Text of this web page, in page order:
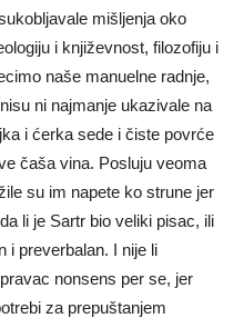
mišljenja oko
i književnost, filozofiju i
naše manuelne radnje,
ni najmanje ukazivale na
i ćerka sede i čiste povrće
čaša vina. Posluju veoma
su im napete ko strune jer
li je Sartr bio veliki pisac, ili
i preverbalan. I nije li
nonsens per se, jer
za prepuštanjem